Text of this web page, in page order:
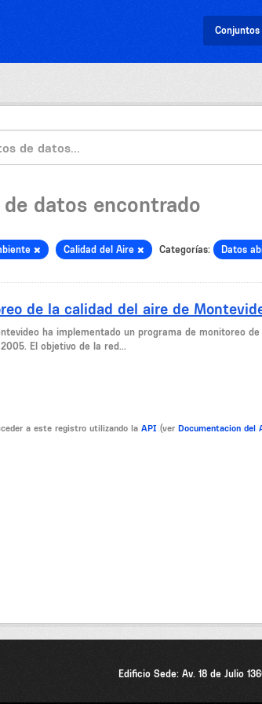
datos encontrado
Calidad del Aire Categorías: Datos
de la calidad del aire de
ha implementado un programa de monitoreo
El objetivo de la red...
a este registro utilizando la API (ver Documentacion del
Edificio Sede: Av. 18 de Julio